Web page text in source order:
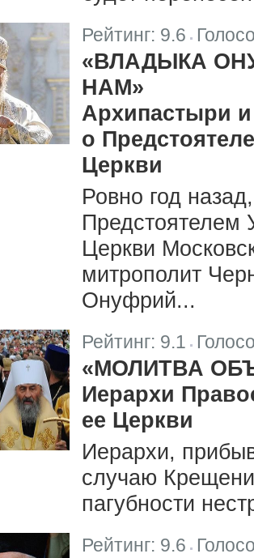
Рейтинг: 9.6 |
«ВЛАДЫКА
НАМ»
Архипастыри
о
Церкви
Ровно год
Предстоятелем
Церкви
митрополит
Онуфрий...
Рейтинг: 9.1 |
«МОЛИТВА
Иерархи
ее Церкви
Иерархи,
случаю
пагубности
Рейтинг: 9.6